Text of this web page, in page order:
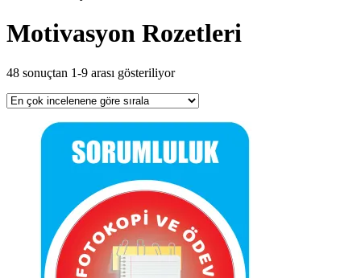
Motivasyon Rozetleri
48 sonuçtan 1-9 arası gösteriliyor